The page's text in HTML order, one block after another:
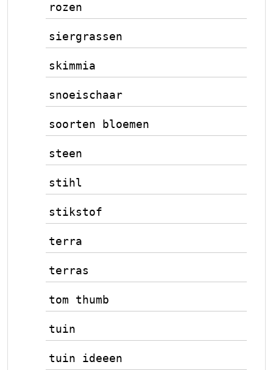
rozen
siergrassen
skimmia
snoeischaar
soorten bloemen
steen
stihl
stikstof
terra
terras
tom thumb
tuin
tuin ideeen